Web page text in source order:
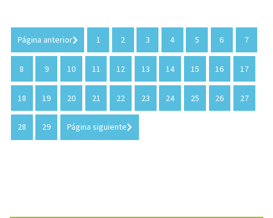
Página anterior 1 2 3 4 5 6 7
8 9 10 11 12 13 14 15 16 17
18 19 20 21 22 23 24 25 26 27
28 29 Página siguiente